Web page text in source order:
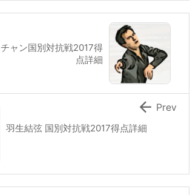
ャン国別対抗戦2017得
点詳細
羽生結弦 国別対抗戦2017得点詳細
 Prev